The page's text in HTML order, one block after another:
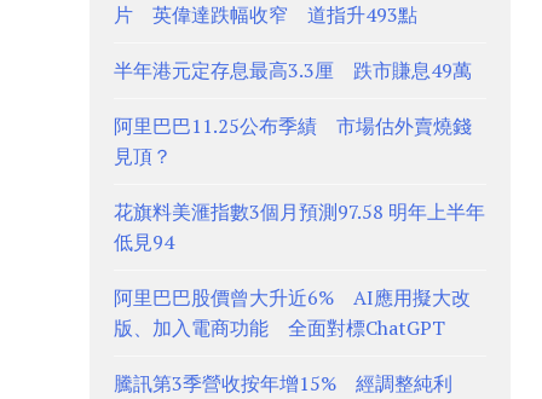
片 英偉達跌幅收窄 道指升493點
半年港元定存息最高3.3厘 跌市賺息49萬
阿里巴巴11.25公布季績 市場估外賣燒錢
見頂？
花旗料美滙指數3個月預測97.58 明年上半年
低見94
阿里巴巴股價曾大升近6% AI應用擬大改
版、加入電商功能 全面對標ChatGPT
騰訊第3季營收按年增15% 經調整純利